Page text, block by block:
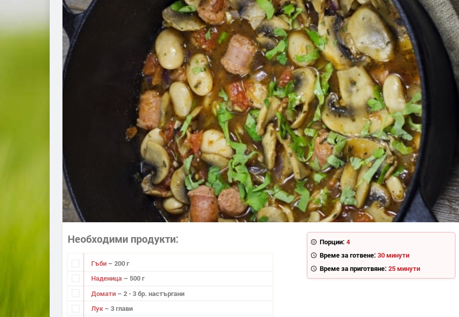
Порции: 4
Време за готвене: 30 минути
Време за приготвяне: 25 минути
Необходими продукти
Гъби – 200 г
Наденица – 500 г
Домати – 2 - 3 бр. настъргани
Лук – 3 глави